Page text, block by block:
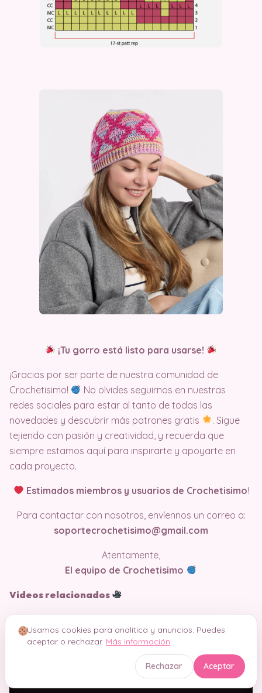
¡Tu gorro está listo para usarse!
¡Gracias por ser parte de nuestra comunidad de
Crochetisimo!
No olvides seguirnos en nuestras
redes sociales para estar al tanto de todas las
novedades y descubrir más patrones gratis
. Sigue
tejiendo con pasión y creatividad, y recuerda que
siempre estamos aquí para inspirarte y apoyarte en
cada proyecto.
Estimados miembros y usuarios de Crochetisimo!
Para contactar con nosotros, envíennos un correo a:
soportecrochetisimo@gmail.com
Atentamente,
El equipo de Crochetisimo
Videos relacionados
Usamos cookies para analítica y anuncios. Puedes
aceptar o rechazar. Más información
Rechazar Aceptar